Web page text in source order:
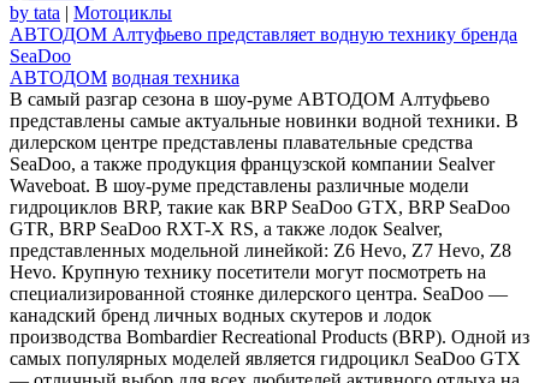
by tata | Мотоциклы
АВТОДОМ Алтуфьево представляет водную технику бренда
SeaDoo
АВТОДОМ водная техника
В самый разгар сезона в шоу-руме АВТОДОМ Алтуфьево
представлены самые актуальные новинки водной техники. В
дилерском центре представлены плавательные средства
SeaDoo, а также продукция французской компании Sealver
Waveboat. В шоу-руме представлены различные модели
гидроциклов BRP, такие как BRP SeaDoo GTX, BRP SeaDoo
GTR, BRP SeaDoo RXT-X RS, а также лодок Sealver,
представленных модельной линейкой: Z6 Hevo, Z7 Hevo, Z8
Hevo. Крупную технику посетители могут посмотреть на
специализированной стоянке дилерского центра. SeaDoo —
канадский бренд личных водных скутеров и лодок
производства Bombardier Recreational Products (BRP). Одной из
самых популярных моделей является гидроцикл SeaDoo GTX